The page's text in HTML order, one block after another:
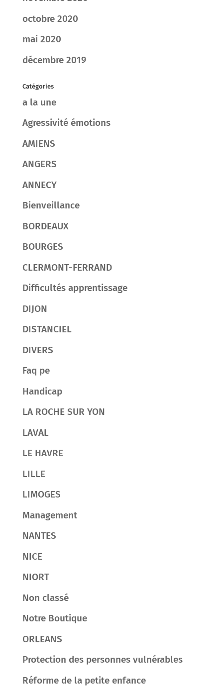
octobre 2020
mai 2020
décembre 2019
Catégories
a la une
Agressivité émotions
AMIENS
ANGERS
ANNECY
Bienveillance
BORDEAUX
BOURGES
CLERMONT-FERRAND
Difficultés apprentissage
DIJON
DISTANCIEL
DIVERS
Faq pe
Handicap
LA ROCHE SUR YON
LAVAL
LE HAVRE
LILLE
LIMOGES
Management
NANTES
NICE
NIORT
Non classé
Notre Boutique
ORLEANS
Protection des personnes vulnérables
Réforme de la petite enfance